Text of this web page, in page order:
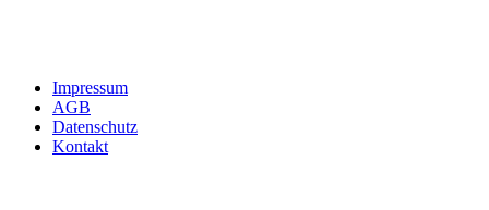
Impressum
AGB
Datenschutz
Kontakt